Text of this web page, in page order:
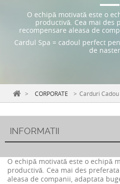
O echipă motivată este o
productivă. Cea mai des
recompensare aleasa de
Cardul Spa = cadoul perfect
de
> CORPORATE > Carduri
INFORMATII
O echipă motivată este o echipă
productivă. Cea mai des
aleasa de companii, adaptata